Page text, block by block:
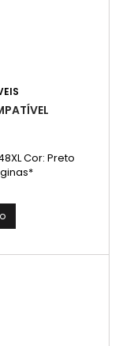
Cor: Preto